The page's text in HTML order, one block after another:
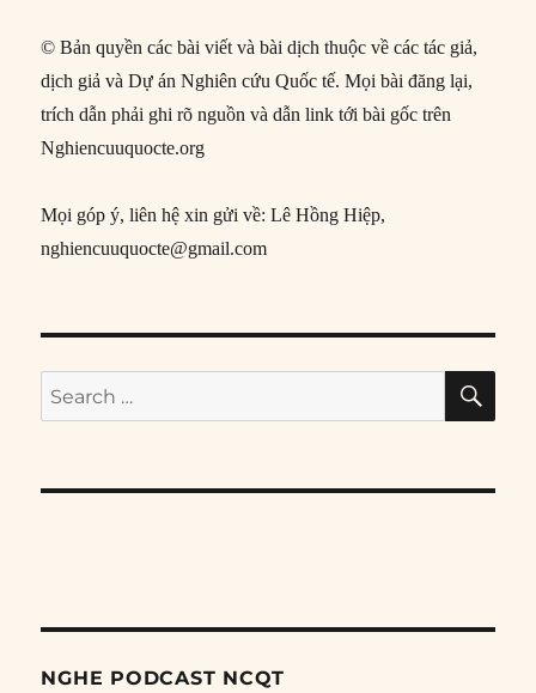
© Bản quyền các bài viết và bài dịch thuộc về các tác giả,
dịch giả và Dự án Nghiên cứu Quốc tế. Mọi bài đăng lại,
trích dẫn phải ghi rõ nguồn và dẫn link tới bài gốc trên
Nghiencuuquocte.org
Mọi góp ý, liên hệ xin gửi về: Lê Hồng Hiệp,
nghiencuuquocte@gmail.com
Search
for:
NGHE PODCAST NCQT